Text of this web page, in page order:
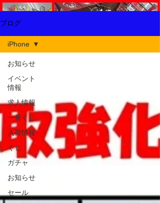
ブログ
お知らせ
イベント
情報
求人情報
一番くじ
入荷情報
くじ
ガチャ
お知らせ
セール
iPhone